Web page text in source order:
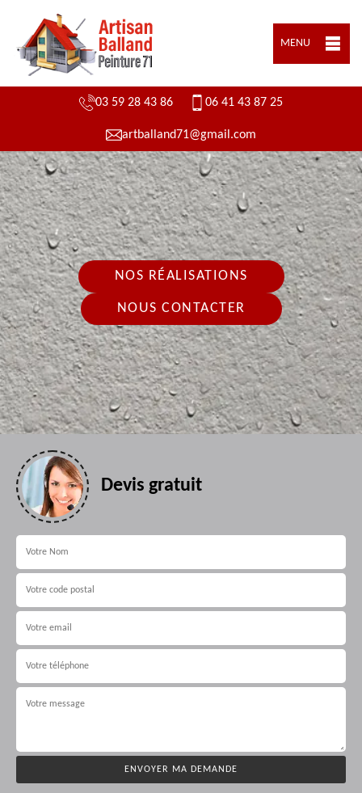
MENU
03 59 28 43 86 06 41 43 87 25
artballand71@gmail.com
NOS RÉALISATIONS
NOUS CONTACTER
Devis gratuit